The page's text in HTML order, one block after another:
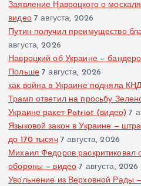
Заявление Навроцкого о
видео 7 августа, 2026
Путин получил преимущество
августа, 2026
Навроцкий об Украине —
Польше 7 августа, 2026
как война в Украине подняла
Трамп ответил на просьбу
Украине ракет Patriot (видео) 7
Языковой закон в Украине —
до 170 тысяч 7 августа, 2026
Михаил Федоров раскритиковал
обороны — видео 7 августа, 2026
Увольнение из Верховной Рады